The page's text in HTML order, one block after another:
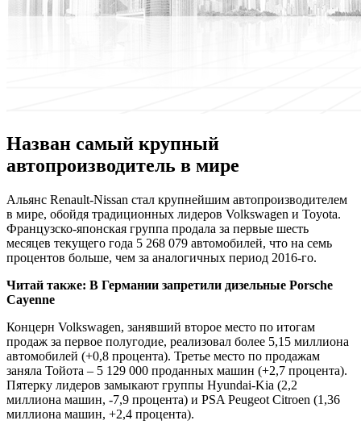
Назван самый крупный
автопроизводитель в мире
Aльянс Renault-Nissan стал крупнейшим автопроизводителем
в мире, обойдя традиционных лидеров Volkswagen и Toyota.
Французско-японская группа продала за первые шесть
месяцев текущего года 5 268 079 автомобилей, что на семь
процентов больше, чем за аналогичных период 2016-го.
Читай также: В Германии запретили дизельные Porsche
Cayenne
Концерн Volkswagen, занявший второе место по итогам
продаж за первое полугодие, реализовал более 5,15 миллиона
автомобилей (+0,8 процента). Третье место по продажам
заняла Тойота – 5 129 000 проданных машин (+2,7 процента).
Пятерку лидеров замыкают группы Hyundai-Kia (2,2
миллиона машин, -7,9 процента) и PSA Peugeot Citroen (1,36
миллиона машин, +2,4 процента).